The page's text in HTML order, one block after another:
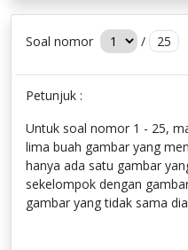
Soal nomor / 25
Petunjuk :
Untuk soal nomor 1 - 25,
lima buah gambar yang
hanya ada satu gambar
sekelompok dengan
gambar yang tidak sama